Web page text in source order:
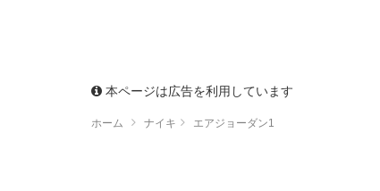
本ページは広告を利用しています
ホーム ナイキ エアジョーダン1